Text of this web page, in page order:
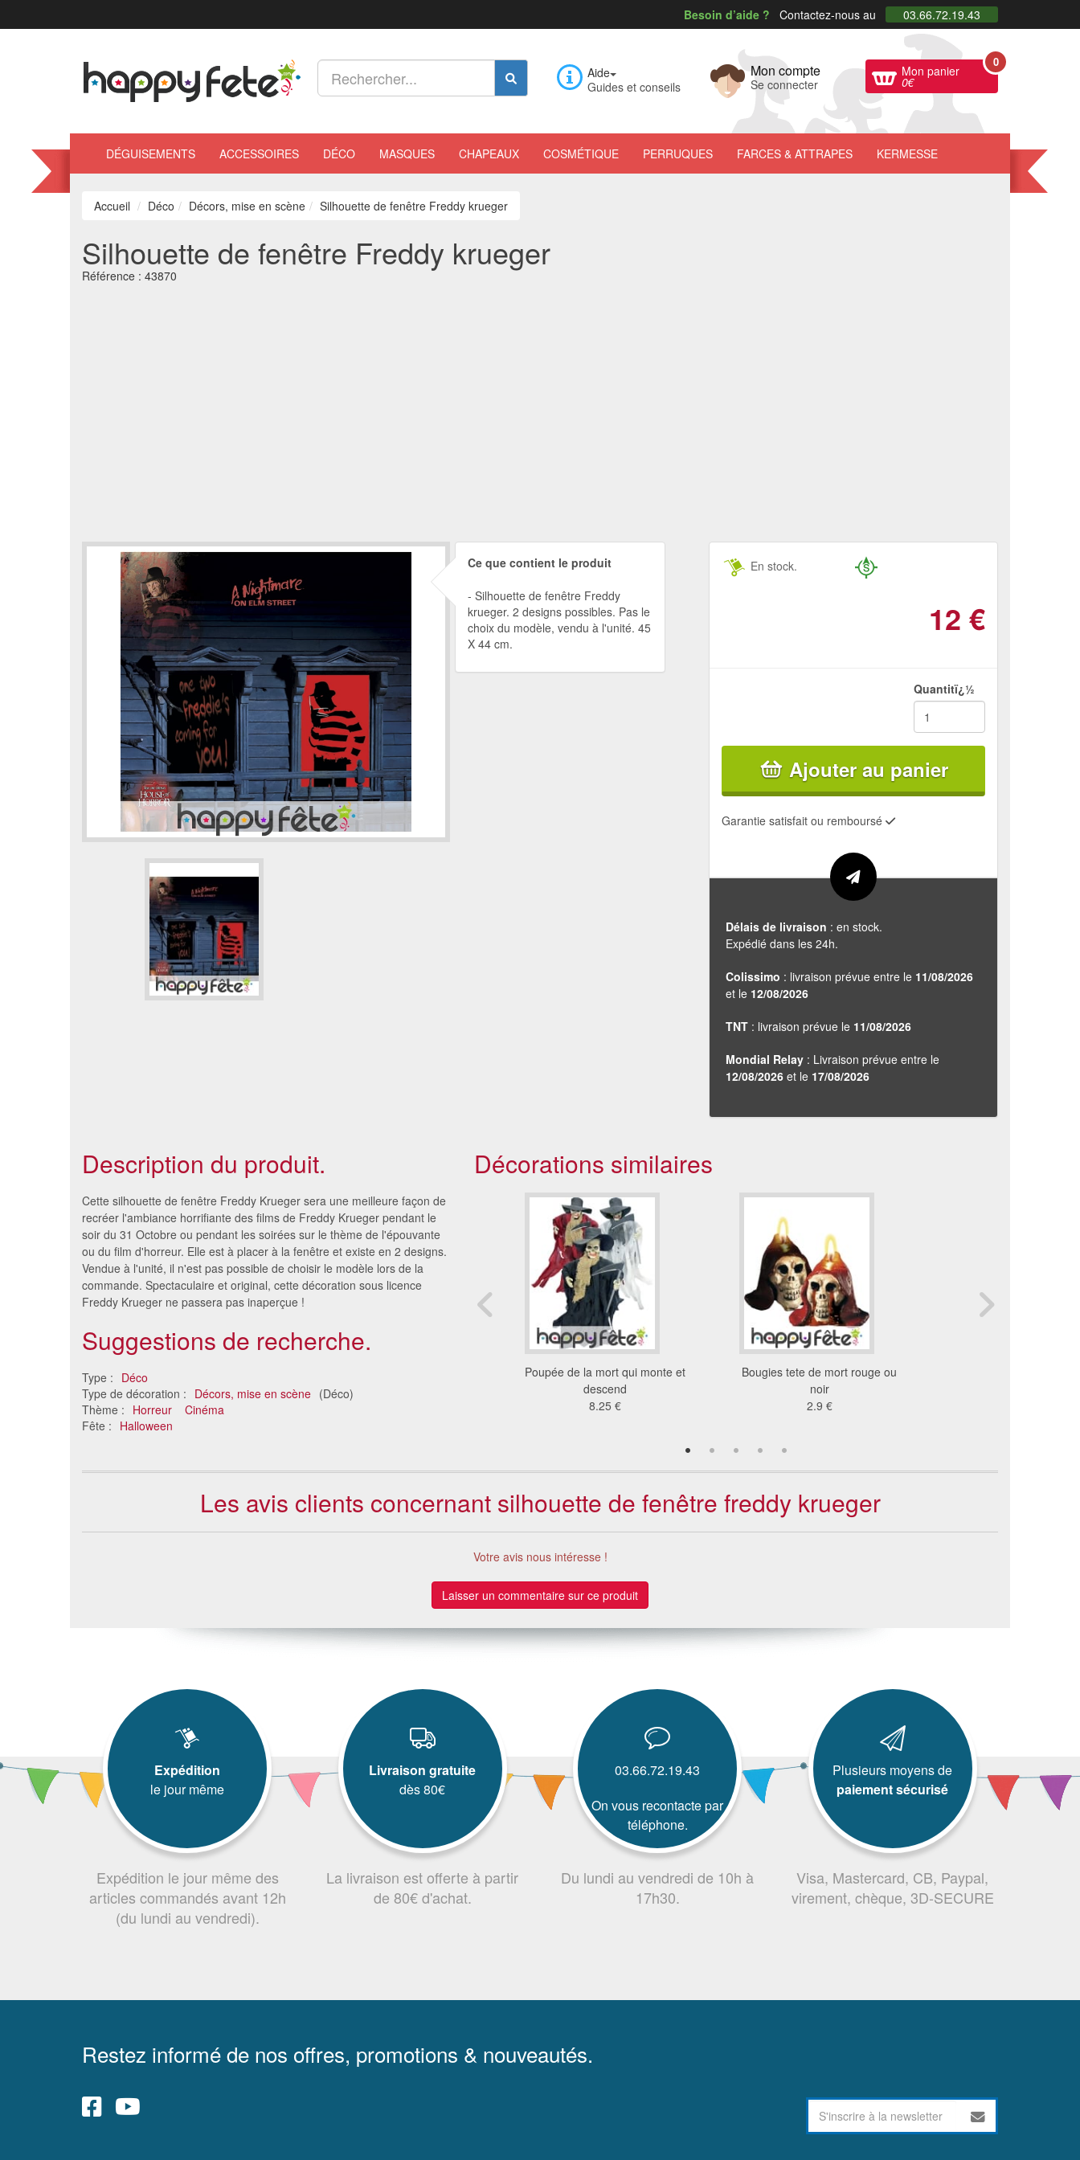
Besoin d’aide ? Contactez-nous au 03.66.72.19.43
Aide
Guides et conseils
Mon compte
Se connecter
Mon panier
0€
0
DÉGUISEMENTS ACCESSOIRES DÉCO MASQUES CHAPEAUX COSMÉTIQUE PERRUQUES FARCES & ATTRAPES KERMESSE
Accueil Déco Décors, mise en scène Silhouette de fenêtre Freddy krueger
Silhouette de fenêtre Freddy krueger
Référence : 43870
Ce que contient le produit
Silhouette de fenêtre Freddy
krueger. 2 designs possibles. Pas le
choix du modèle, vendu à l'unité. 45
X 44 cm.
En stock.
12 €
Quantitï¿½
Ajouter au panier
Garantie satisfait ou remboursé
Délais de livraison : en stock.
Expédié dans les 24h.
Colissimo : livraison prévue entre le 11/08/2026
et le 12/08/2026
TNT : livraison prévue le 11/08/2026
Mondial Relay : Livraison prévue entre le
12/08/2026 et le 17/08/2026
Description du produit.
Cette silhouette de fenêtre Freddy Krueger sera une meilleure façon de
recréer l'ambiance horrifiante des films de Freddy Krueger pendant le
soir du 31 Octobre ou pendant les soirées sur le thème de l'épouvante
ou du film d'horreur. Elle est à placer à la fenêtre et existe en 2 designs.
Vendue à l'unité, il n'est pas possible de choisir le modèle lors de la
commande. Spectaculaire et original, cette décoration sous licence
Freddy Krueger ne passera pas inaperçue !
Suggestions de recherche.
Type : Déco
Type de décoration : Décors, mise en scène (Déco)
Thème : Horreur
Cinéma
Fête : Halloween
Décorations similaires
Araignée sanglante modulable
18 €
Poupée de la mort qui monte et
descend
8.25 €
Bougies tete de mort rouge ou
noir
2.9 €
Les avis clients concernant silhouette de fenêtre freddy krueger
Votre avis nous intéresse !
Laisser un commentaire sur ce produit
Expédition
le jour même
Expédition le jour même des
articles commandés avant 12h
(du lundi au vendredi).
Livraison gratuite
dès 80€
La livraison est offerte à partir
de 80€ d'achat.
03.66.72.19.43
On vous recontacte par
téléphone.
Du lundi au vendredi de 10h à
17h30.
Plusieurs moyens de
paiement sécurisé
Visa, Mastercard, CB, Paypal,
virement, chèque, 3D-SECURE
Restez informé de nos offres, promotions & nouveautés.